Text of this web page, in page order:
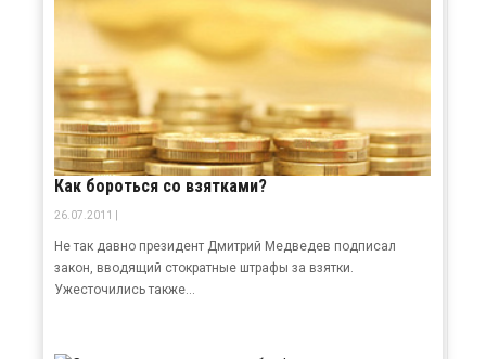
Как бороться со взятками?
26.07.2011 |
Не так давно президент Дмитрий Медведев подписал
закон, вводящий стократные штрафы за взятки.
Ужесточились также...